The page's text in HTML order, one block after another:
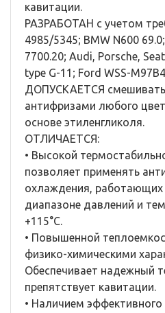
кавитации.
РАЗРАБОТАН с учетом
4985/5345; BMW N600
7700.20; Audi, Porsche,
type G-11; Ford WSS-
ДОПУСКАЕТСЯ смешивать
антифризами любого
основе этиленгликоля.
ОТЛИЧАЕТСЯ:
• Высокой
позволяет применять
охлаждения,
диапазоне давлений и
+115°С.
• Повышенной
физико-химическими
Обеспечивает надежный
препятствует кавитации.
• Наличием